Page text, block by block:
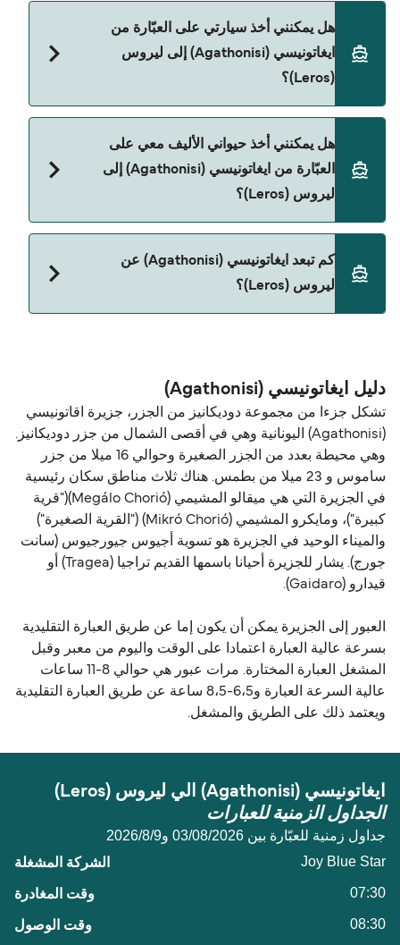
نعم، يمكنك السفر كراكب بدون سيارة من ايغاتونيسي
Dodekanisos Seaways
Joy Blue Star
هل يمكنني أخذ سيارتي على العبّارة من
ايغاتونيسي (Agathonisi) إلى ليروس
(Leros)؟
نعم، يمكنك السفر مع سيارتك على العبّارة من
ايغاتونيسي (Agathonisi) إلى ليروس (Leros) مع:
Dodekanisos Seaways
هل يمكنني أخذ حيواني الأليف معي على
العبّارة من ايغاتونيسي (Agathonisi) إلى
ليروس (Leros)؟
إلى جواز سفر للحيوان. يرجى مراجعة تعليمات شركات
العبّارات بخصوص الحيوانات. حالياً يمكنك أخذ حيواناتك
الأليفة على العبّارة مع:
كم تبعد ايغاتونيسي (Agathonisi) عن
ليروس (Leros)؟
دليل ايغاتونيسي (Agathonisi)
تشكل جزءا من مجموعة دوديكانيز من الجزر، جزيرة اقاتونيسي
(Agathonisi) اليونانية وهي في أقصى الشمال من جزر دوديكانيز.
وهي محيطة بعدد من الجزر الصغيرة وحوالي 16 ميلا من جزر
ساموس و 23 ميلا من بطمس. هناك ثلاث مناطق سكان رئيسية
في الجزيرة التي هي ميقالو المشيمي (Megálo Chorió)("قرية
كبيرة")، ومايكرو المشيمي (Mikró Chorió) ("القرية الصغيرة")
والميناء الوحيد في الجزيرة هو تسوية أجيوس جيورجيوس (سانت
جورج). يشار للجزيرة أحيانا باسمها القديم تراجيا (Tragea) أو
قيدارو (Gaidaro).
العبور إلى الجزيرة يمكن أن يكون إما عن طريق العبارة التقليدية
بسرعة عالية العبارة اعتمادا على الوقت واليوم من معبر وقبل
المشغل العبارة المختارة. مرات عبور هي حوالي 8-11 ساعات
عالية السرعة العبارة و6،5-8،5 ساعة عن طريق العبارة التقليدية
ويعتمد ذلك على الطريق والمشغل.
ايغاتونيسي (Agathonisi) الي ليروس (Leros)
الجداول الزمنية للعبارات
جداول زمنية للعبّارة بين 03/08/2026 و9‏/8‏/2026
Joy Blue Star
07:30
08:30